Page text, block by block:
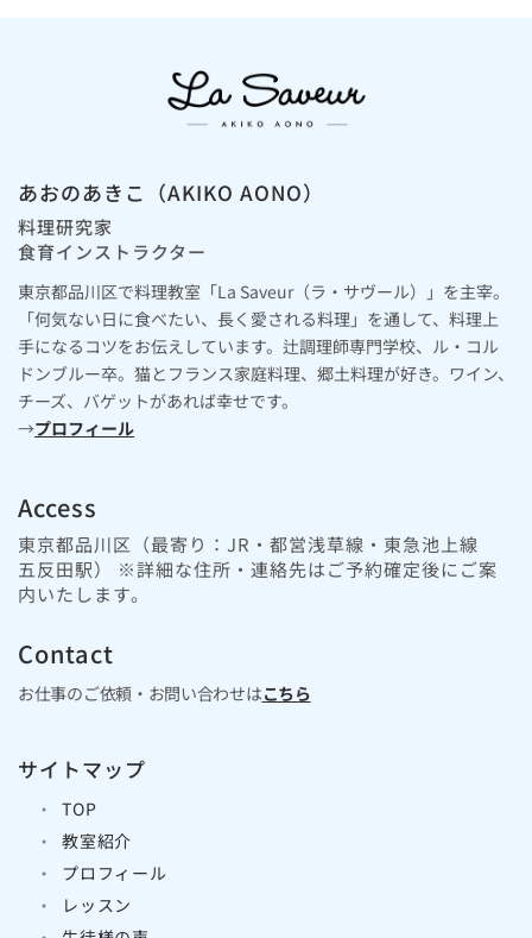
あおのあきこ（AKIKO AONO）
料理研究家
食育インストラクター
東京都品川区で料理教室「La Saveur（ラ・サヴール）」を主宰。
「何気ない日に食べたい、長く愛される料理」を通して、料理上
手になるコツをお伝えしています。辻調理師専門学校、ル・コル
ドンブルー卒。猫とフランス家庭料理、郷土料理が好き。ワイン、
チーズ、バゲットがあれば幸せです。
→プロフィール
Access
東京都品川区（最寄り：JR・都営浅草線・東急池上線
五反田駅） ※詳細な住所・連絡先はご予約確定後にご案
内いたします。
Contact
お仕事のご依頼・お問い合わせはこちら
サイトマップ
TOP
教室紹介
プロフィール
レッスン